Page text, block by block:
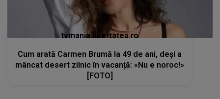
tvmania.libertatea.ro
Cum arată Carmen Brumă la 49 de ani, deși a
mâncat desert zilnic în vacanță: «Nu e noroc!»
[FOTO]